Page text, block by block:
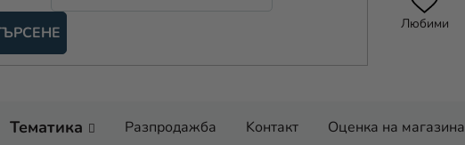
Рекламация и връщане на парите
Любими
Тематика Разпродажба Kонтакт Оценка на магазина